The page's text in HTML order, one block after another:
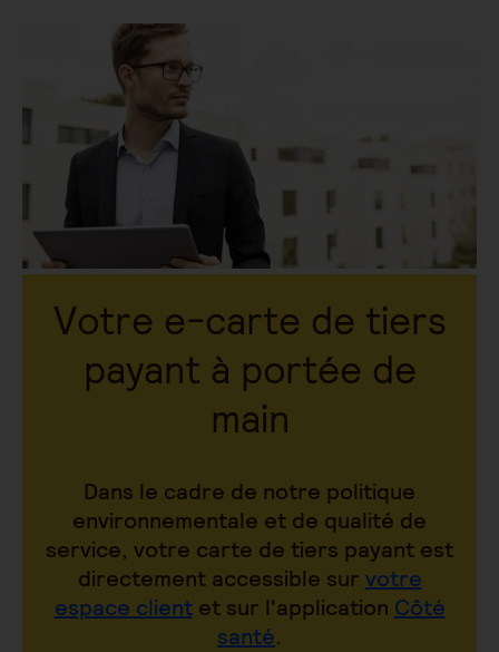
Votre e-carte de tiers
payant à portée de
main
Dans le cadre de notre politique
environnementale et de qualité de
service, votre carte de tiers payant est
directement accessible sur votre
espace clientet sur l'application Côté
santé.